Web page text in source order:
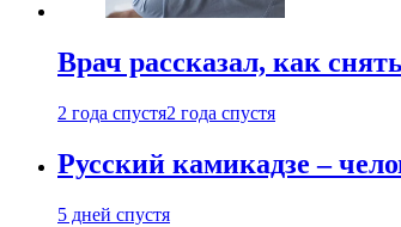
Врач рассказал, как
2 года спустя2 года спустя
Русский камикадзе –
5 дней спустя